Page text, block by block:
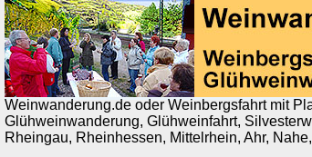
Weinwanderung.de oder Weinbergsfahrt mit
Glühweinwanderung, Glühweinfahrt,
Rheingau, Rheinhessen, Mittelrhein, Ahr,